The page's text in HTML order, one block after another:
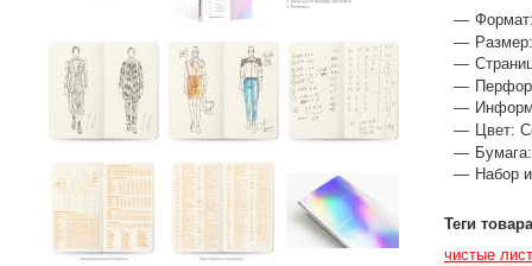
Цвет:
Набор
Теги товара
чистые